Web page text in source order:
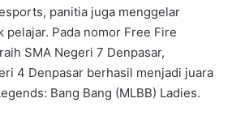
panitia juga menggelar
pelajar. Pada nomor Free Fire
SMA Negeri 7 Denpasar,
4 Denpasar berhasil menjadi juara
Bang Bang (MLBB) Ladies.